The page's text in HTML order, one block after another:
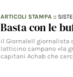
ARTICOLI STAMPA ::
Basta con le
il GiornaleIl giornalista
latticino campano «la
capitani Achab che